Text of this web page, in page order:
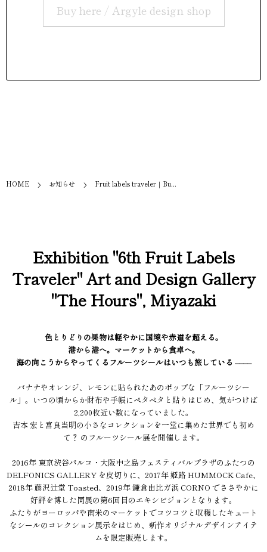
Buy here / Argyle design shop
HOME お知らせ Fruit labels traveler｜Bu...
Exhibition "6th Fruit Labels
Traveler" Art and Design Gallery
"The Hours", Miyazaki
色とりどりの果物は軽やかに国境や赤道を超える。
港から港へ。マーケットから食卓へ。
海の向こうからやってくるフルーツシールはいつも旅している ––––
バナナやオレンジ、レモンに貼られたあのポップな「フルーツシー
ル」。いつの頃からか財布や手帳にペタペタと貼りはじめ、気がつけば
2,200枚近い数になっていました。
吉本 宏と宮良当明の小さなコレクションを一堂に集めた世界でも初め
て？ のフルーツシール展を開催します。
2016年 東京渋谷パルコ・大阪中之島フェスティバルプラザのふたつの
DELFONICS GALLERY を皮切りに、2017年 姫路 HUMMOCK Cafe、
2018年 藤沢辻堂 Toasted、2019年 鎌倉由比ガ浜 CORNO でささやかに
好評を博した同展の第6回目のエキシビジョンとなります。
ふたりがヨーロッパや南米のマーケットでコツコツと収穫したキュート
なシールのコレクション展示をはじめ、新作オリジナルデザインアイテ
ムを限定販売します。